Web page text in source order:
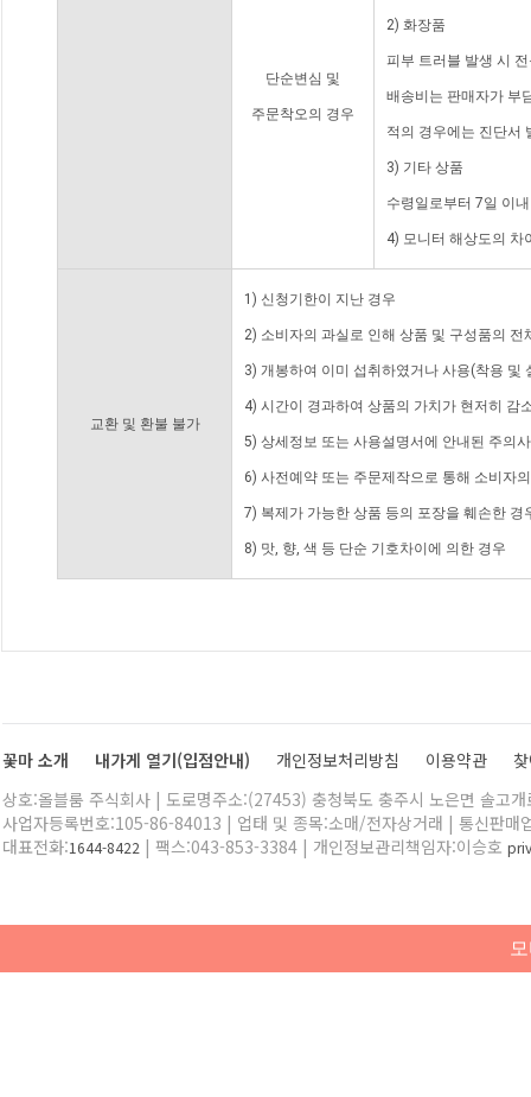
단순변심 및
주문착오의 경우
2) 화장품
피부 트러블 발생 시
배송비는 판매자가 부
적의 경우에는 진단서
3) 기타 상품
수령일로부터 7일 이
4) 모니터 해상도의 차
교환 및 환불 불가
1) 신청기한이 지난 경우
2) 소비자의 과실로 인해 상품 및 구성품의
3) 개봉하여 이미 섭취하였거나 사용(착용 및
4) 시간이 경과하여 상품의 가치가 현저히 감
5) 상세정보 또는 사용설명서에 안내된 주의
6) 사전예약 또는 주문제작으로 통해 소비자
7) 복제가 가능한 상품 등의 포장을 훼손한 경
8) 맛, 향, 색 등 단순 기호차이에 의한 경우
꽃마 소개 내가게 열기(입점안내) 개인정보처리방침 이용약관
상호:올블룸 주식회사 | 도로명주소:(27453) 충청북도 충주시 노은면 솔고
사업자등록번호:105-86-84013 | 업태 및 종목:소매/전자상거래 | 통신판매
대표전화:1644-8422 | 팩스:043-853-3384 | 개인정보관리책임자:이승호